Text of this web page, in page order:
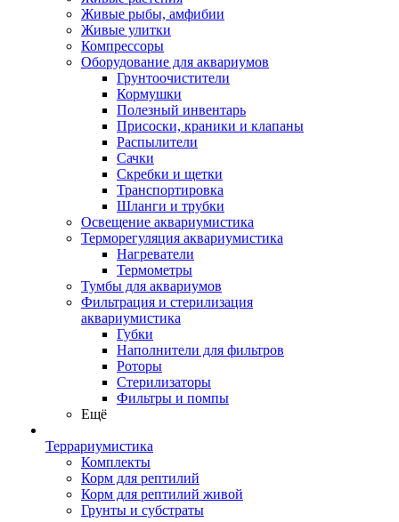
Живые рыбы, амфибии
Живые улитки
Компрессоры
Оборудование для аквариумов
Грунтоочистители
Кормушки
Полезный инвентарь
Присоски, краники и клапаны
Распылители
Сачки
Скребки и щетки
Транспортировка
Шланги и трубки
Освещение аквариумистика
Терморегуляция аквариумистика
Нагреватели
Термометры
Тумбы для аквариумов
Фильтрация и стерилизация
аквариумистика
Губки
Наполнители для фильтров
Роторы
Стерилизаторы
Фильтры и помпы
Ещё
Террариумистика
Комплекты
Корм для рептилий
Корм для рептилий живой
Грунты и субстраты